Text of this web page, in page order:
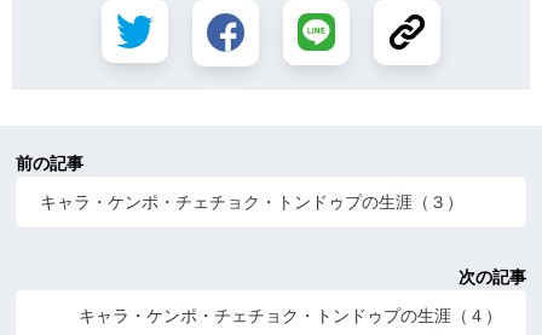
前の記事
キャラ・ケンポ・チェチョク・トンドゥプの生涯（３）
次の記事
キャラ・ケンポ・チェチョク・トンドゥプの生涯（４）